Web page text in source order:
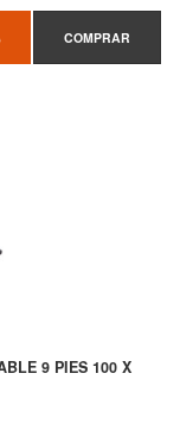
COMPRAR
9 PIES 100 X